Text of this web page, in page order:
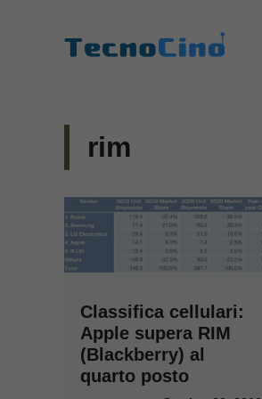
rim
Classifica cellulari:
Apple supera RIM
(Blackberry) al
quarto posto